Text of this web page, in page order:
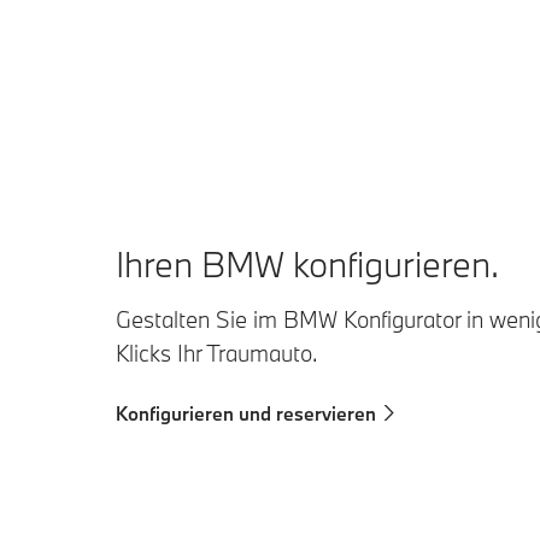
Ihren BMW konfigurieren.
Gestalten Sie im BMW Konfigurator in
Klicks Ihr Traumauto.
Konfigurieren und reservieren